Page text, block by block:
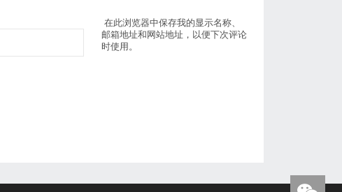
在此浏览器中保存我的显示名称、
邮箱地址和网站地址，以便下次评论
时使用。